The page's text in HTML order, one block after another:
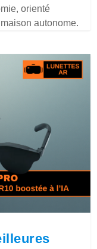
orienté
autonome.